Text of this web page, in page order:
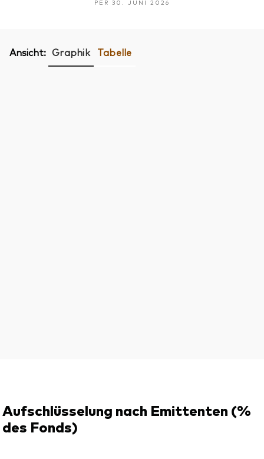
PER 30. JUNI 2026
Ansicht: Graphik Tabelle
Aufschlüsselung nach Emittenten (%
des Fonds)